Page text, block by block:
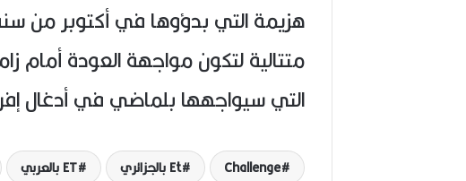
متتالية لتكون مواجهة العودة أمام
التي سيواجهها بلماضي في أدغال
Challenge Et بالجزائري ET بالعربي